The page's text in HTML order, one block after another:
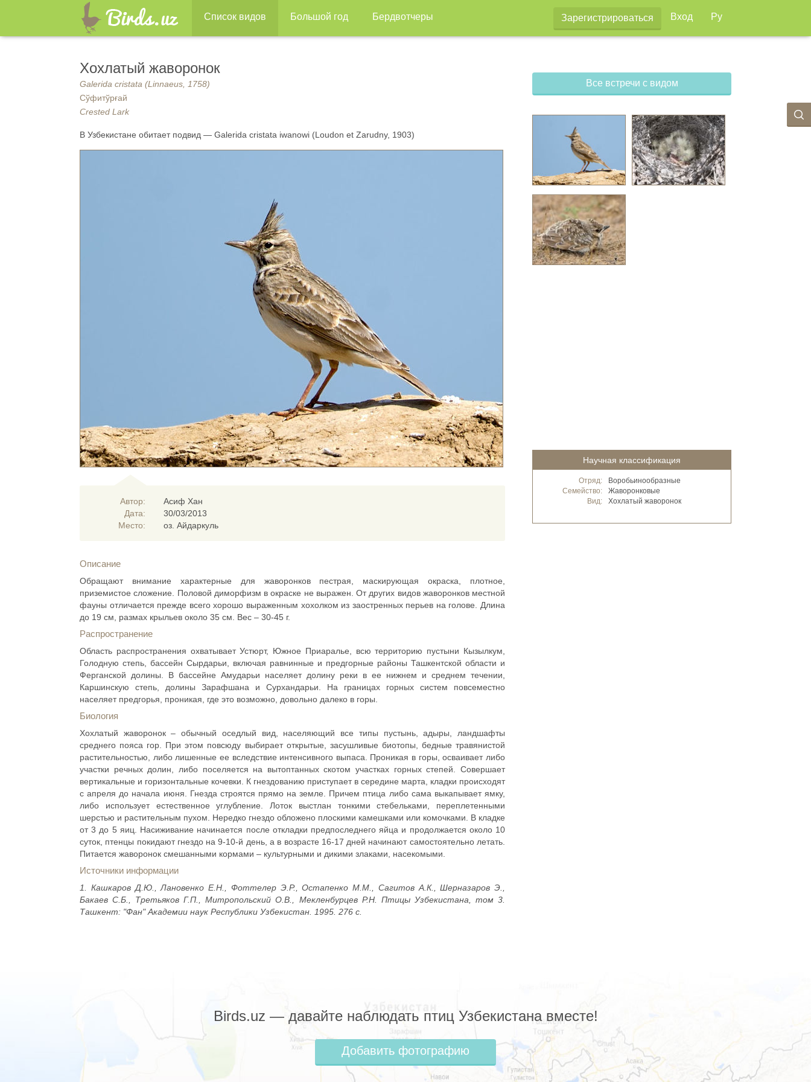
Список видов Большой год Бердвотчеры Зарегистрироваться Вход Ру
Хохлатый жаворонок
Galerida cristata (Linnaeus, 1758)
Сўфитўрғай
Crested Lark
В Узбекистане обитает подвид — Galerida cristata iwanowi (Loudon et Zarudny, 1903)
Автор:
Дата:
Место:
Асиф Хан
30/03/2013
оз. Айдаркуль
Описание
Обращают внимание характерные для жаворонков пестрая, маскирующая окраска, плотное,
приземистое сложение. Половой диморфизм в окраске не выражен. От других видов жаворонков местной
фауны отличается прежде всего хорошо выраженным хохолком из заостренных перьев на голове. Длина
до 19 см, размах крыльев около 35 см. Вес – 30-45 г.
Распространение
Область распространения охватывает Устюрт, Южное Приаралье, всю территорию пустыни Кызылкум,
Голодную степь, бассейн Сырдарьи, включая равнинные и предгорные районы Ташкентской области и
Ферганской долины. В бассейне Амударьи населяет долину реки в ее нижнем и среднем течении,
Каршинскую степь, долины Зарафшана и Сурхандарьи. На границах горных систем повсеместно
населяет предгорья, проникая, где это возможно, довольно далеко в горы.
Биология
Хохлатый жаворонок – обычный оседлый вид, населяющий все типы пустынь, адыры, ландшафты
среднего пояса гор. При этом повсюду выбирает открытые, засушливые биотопы, бедные травянистой
растительностью, либо лишенные ее вследствие интенсивного выпаса. Проникая в горы, осваивает либо
участки речных долин, либо поселяется на вытоптанных скотом участках горных степей. Совершает
вертикальные и горизонтальные кочевки. К гнездованию приступает в середине марта, кладки происходят
с апреля до начала июня. Гнезда строятся прямо на земле. Причем птица либо сама выкапывает ямку,
либо использует естественное углубление. Лоток выстлан тонкими стебельками, переплетенными
шерстью и растительным пухом. Нередко гнездо обложено плоскими камешками или комочками. В кладке
от 3 до 5 яиц. Насиживание начинается после откладки предпоследнего яйца и продолжается около 10
суток, птенцы покидают гнездо на 9-10-й день, а в возрасте 16-17 дней начинают самостоятельно летать.
Питается жаворонок смешанными кормами – культурными и дикими злаками, насекомыми.
Источники информации
1. Кашкаров Д.Ю., Лановенко Е.Н., Фоттелер Э.Р., Остапенко М.М., Сагитов А.К., Шерназаров Э.,
Бакаев С.Б., Третьяков Г.П., Митропольский О.В., Мекленбурцев Р.Н. Птицы Узбекистана, том 3.
Ташкент: "Фан" Академии наук Республики Узбекистан. 1995. 276 с.
Все встречи с видом
Научная классификация
Отряд:
Воробьинообразные
Семейство:
Жаворонковые
Вид:
Хохлатый жаворонок
Birds.uz — давайте наблюдать птиц Узбекистана вместе!
Добавить фотографию